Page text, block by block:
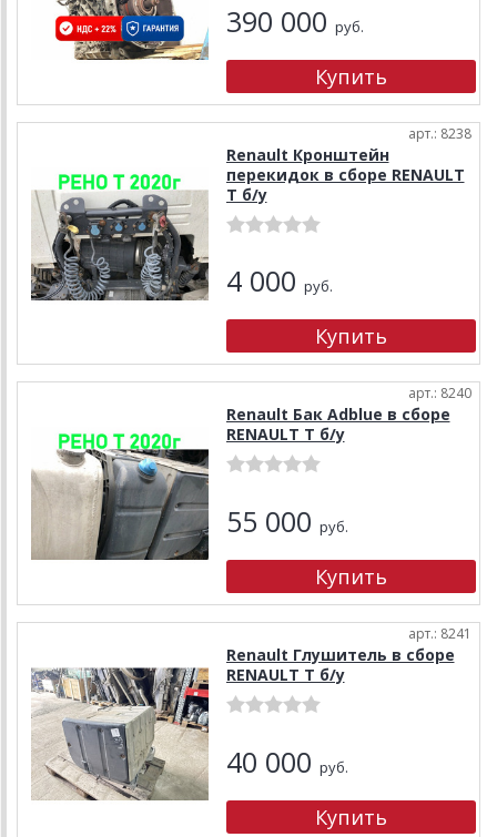
390 000 руб.
арт.: 8238
Renault Кронштейн
перекидок в сборе RENAULT
T б/у
4 000 руб.
арт.: 8240
Renault Бак Adblue в сборе
RENAULT T б/у
55 000 руб.
арт.: 8241
Renault Глушитель в сборе
RENAULT T б/у
40 000 руб.